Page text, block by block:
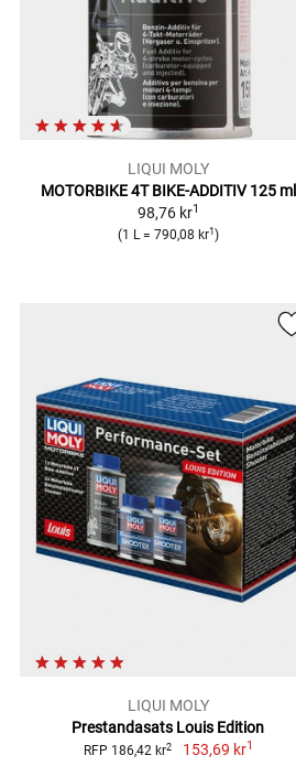
LIQUI MOLY
MOTORBIKE 4T BIKE-ADDITIV 125 ml
98,76 kr1
(1 L = 790,08 kr1 )
LIQUI MOLY
Prestandasats Louis Edition
RFP 186,42 kr2 153,69 kr1